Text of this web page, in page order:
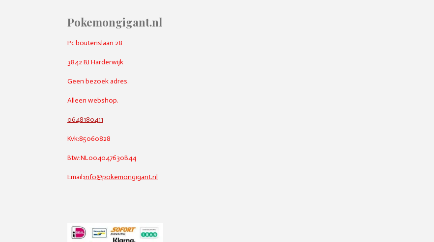
Pokemongigant.nl
Pc boutenslaan 28
3842 BJ Harderwijk
Geen bezoek adres.
Alleen webshop.
0648180411
Kvk:85060828
Btw:NL004047630B44
Email:info@pokemongigant.nl